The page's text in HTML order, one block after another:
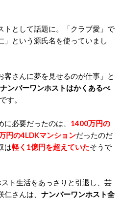
トとして話題に。「クラブ愛」で
」という源氏名を使っていまし
客さんに夢を見せるのが仕事」と
ンバーワンホストはかくあるべ
す。
必要だったのは、 1400万円の
円の4LDKマンションだったのだ
は軽く1億円を超えていたそうで
ト生活をあっさりと引退し、芸
さんは、 ナンバーワンホスト全